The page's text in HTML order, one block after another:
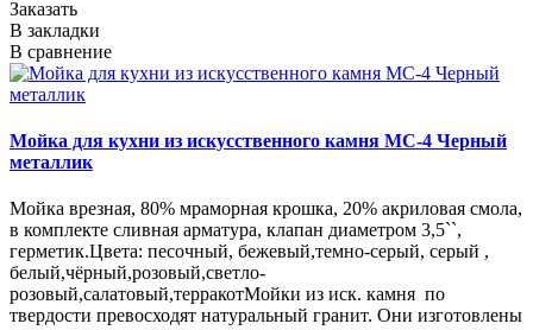
Заказать
В закладки
В сравнение
Мойка для кухни из искусственного камня МС-4 Черный
металлик
Мойка врезная, 80% мраморная крошка, 20% акриловая смола,
в комплекте сливная арматура, клапан диаметром 3,5``,
герметик.Цвета: песочный, бежевый,темно-серый, серый ,
белый,чёрный,розовый,светло-
розовый,салатовый,терракотМойки из иск. камня по
твердости превосходят натуральный гранит. Они изготовлены